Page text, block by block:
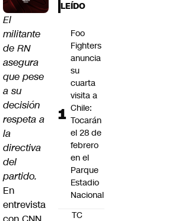
El
militante
de RN
asegura
que pese
a su
decisión
respeta a
la
directiva
del
partido.
En
entrevista
LEÍDO
Foo
Fighters
anuncia
su
cuarta
visita a
Chile:
Tocarán
el 28 de
febrero
en el
Parque
Estadio
Nacional
TC